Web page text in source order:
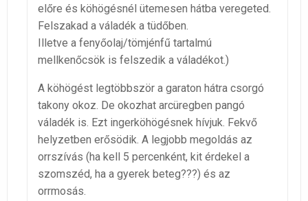
előre és köhögésnél ütemesen hátba veregeted.
Felszakad a váladék a tüdőben.
Illetve a fenyőolaj/tömjénfű tartalmú
mellkenőcsök is felszedik a váladékot.)
A köhögést legtöbbször a garaton hátra csorgó
takony okoz. De okozhat arcüregben pangó
váladék is. Ezt ingerköhögésnek hívjuk. Fekvő
helyzetben erősödik. A legjobb megoldás az
orrszívás (ha kell 5 percenként, kit érdekel a
szomszéd, ha a gyerek beteg???) és az
orrmosás.